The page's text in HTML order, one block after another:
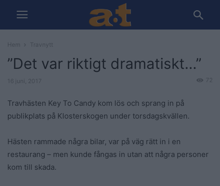
Hem Travnytt
”Det var riktigt dramatiskt…”
16 juni, 2017 72
Travhästen Key To Candy kom lös och sprang in på
publikplats på Klosterskogen under torsdagskvällen.
Hästen rammade några bilar, var på väg rätt in i en
restaurang – men kunde fångas in utan att några personer
kom till skada.